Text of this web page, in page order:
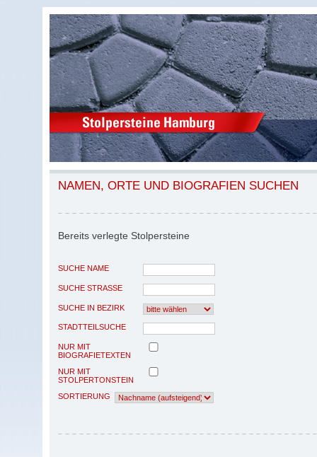
NAMEN, ORTE UND BIOGRAFIEN SUCHEN
Bereits verlegte Stolpersteine
SUCHE NAME
SUCHE STRASSE
SUCHE IN BEZIRK
STADTTEILSUCHE
NUR MIT
BIOGRAFIETEXTEN
NUR MIT
STOLPERTONSTEIN
SORTIERUNG